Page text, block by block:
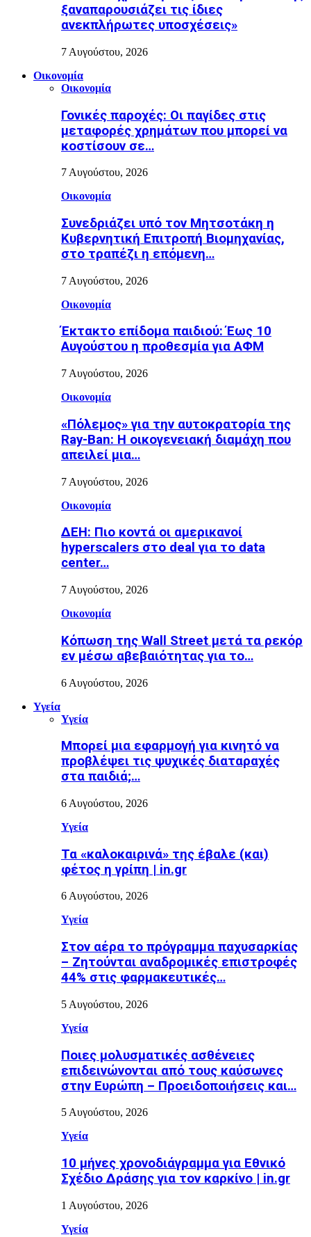
ξαναπαρουσιάζει τις ίδιες
ανεκπλήρωτες υποσχέσεις»
7 Αυγούστου, 2026
Οικονομία
Οικονομία
Γονικές παροχές: Οι παγίδες στις
μεταφορές χρημάτων που μπορεί να
κοστίσουν σε…
7 Αυγούστου, 2026
Οικονομία
Συνεδριάζει υπό τον Μητσοτάκη η
Κυβερνητική Επιτροπή Βιομηχανίας,
στο τραπέζι η επόμενη…
7 Αυγούστου, 2026
Οικονομία
Έκτακτο επίδομα παιδιού: Έως 10
Αυγούστου η προθεσμία για ΑΦΜ
7 Αυγούστου, 2026
Οικονομία
«Πόλεμος» για την αυτοκρατορία της
Ray-Ban: Η οικογενειακή διαμάχη που
απειλεί μια…
7 Αυγούστου, 2026
Οικονομία
ΔΕΗ: Πιο κοντά οι αμερικανοί
hyperscalers στο deal για το data
center…
7 Αυγούστου, 2026
Οικονομία
Κόπωση της Wall Street μετά τα ρεκόρ
εν μέσω αβεβαιότητας για το…
6 Αυγούστου, 2026
Υγεία
Υγεία
Μπορεί μια εφαρμογή για κινητό να
προβλέψει τις ψυχικές διαταραχές
στα παιδιά;…
6 Αυγούστου, 2026
Υγεία
Τα «καλοκαιρινά» της έβαλε (και)
φέτος η γρίπη | in.gr
6 Αυγούστου, 2026
Υγεία
Στον αέρα το πρόγραμμα παχυσαρκίας
– Ζητούνται αναδρομικές επιστροφές
44% στις φαρμακευτικές…
5 Αυγούστου, 2026
Υγεία
Ποιες μολυσματικές ασθένειες
επιδεινώνονται από τους καύσωνες
στην Ευρώπη – Προειδοποιήσεις και…
5 Αυγούστου, 2026
Υγεία
10 μήνες χρονοδιάγραμμα για Εθνικό
Σχέδιο Δράσης για τον καρκίνο | in.gr
1 Αυγούστου, 2026
Υγεία